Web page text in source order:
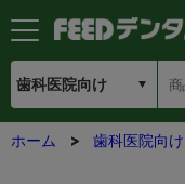
ホーム 歯科医院向け